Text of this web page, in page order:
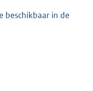
:
beschikbaar in de